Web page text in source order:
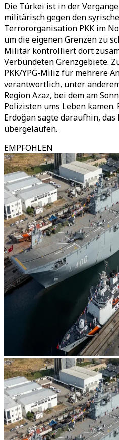
Die Türkei ist in der
militärisch gegen den
Terrororganisation PKK im
um die eigenen Grenzen zu
Militär kontrolliert dort
Verbündeten Grenzgebiete.
PKK/YPG-Miliz für mehrere
verantwortlich, unter
Region Azaz, bei dem am
Polizisten ums Leben kamen.
Erdoğan sagte daraufhin, das
übergelaufen.
EMPFOHLEN